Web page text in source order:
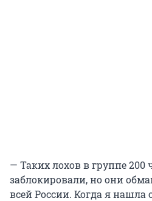
— Таких лохов в группе 200
заблокировали, но они
всей России. Когда я